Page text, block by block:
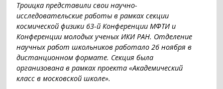
Троицка представили свои научно-
исследовательские работы в рамках секции
космической физики 63-й Конференции МФТИ и
Конференции молодых ученых ИКИ РАН. Отделение
научных работ школьников работало 26 ноября в
дистанционном формате. Секция была
организована в рамках проекта «Академический
класс в московской школе».